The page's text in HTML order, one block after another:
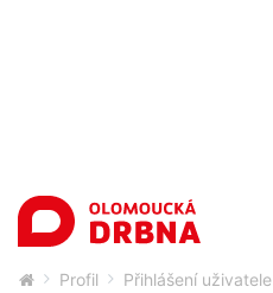
Profil Přihlášení uživatele